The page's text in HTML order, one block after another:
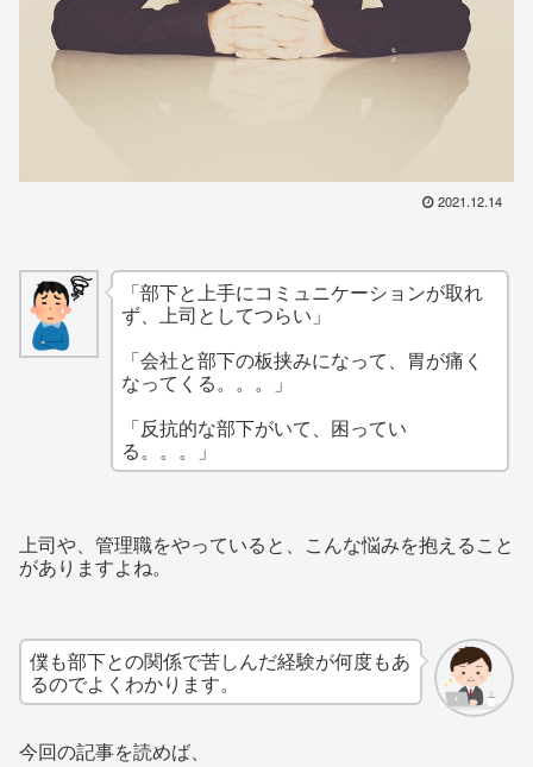
2021.12.14
「部下と上手にコミュニケーションが取れ
ず、上司としてつらい」
「会社と部下の板挟みになって、胃が痛く
なってくる。。。」
「反抗的な部下がいて、困ってい
る。。。」
上司や、管理職をやっていると、こんな悩みを抱えること
がありますよね。
僕も部下との関係で苦しんだ経験が何度もあ
るのでよくわかります。
今回の記事を読めば、